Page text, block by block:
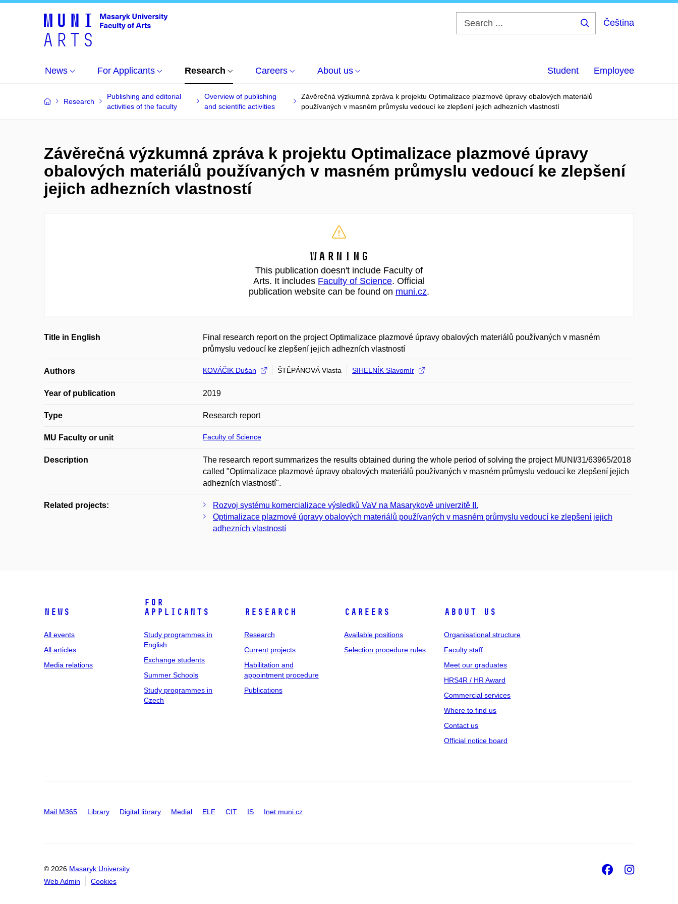
Čeština
News For Applicants Research Careers About us Student Employee
Research
Publishing and editorial
activities of the faculty
Overview of publishing
and scientific activities
Závěrečná výzkumná zpráva k projektu Optimalizace plazmové úpravy obalových materiálů
používaných v masném průmyslu vedoucí ke zlepšení jejich adhezních vlastností
Závěrečná výzkumná zpráva k projektu Optimalizace plazmové úpravy
obalových materiálů používaných v masném průmyslu vedoucí ke zlepšení
jejich adhezních vlastností
Warning
This publication doesn't include Faculty of
Arts. It includes Faculty of Science. Official
publication website can be found on muni.cz.
Title in English
Final research report on the project Optimalizace plazmové úpravy obalových materiálů používaných v masném
průmyslu vedoucí ke zlepšení jejich adhezních vlastností
Authors KOVÁČIK Dušan ŠTĚPÁNOVÁ Vlasta SIHELNÍK Slavomír
Year of publication 2019
Type Research report
MU Faculty or unit Faculty of Science
Description
The research report summarizes the results obtained during the whole period of solving the project MUNI/31/63965/2018
called "Optimalizace plazmové úpravy obalových materiálů používaných v masném průmyslu vedoucí ke zlepšení jejich
adhezních vlastností".
Related projects:
Rozvoj systému komercializace výsledků VaV na Masarykově univerzitě II.
Optimalizace plazmové úpravy obalových materiálů používaných v masném průmyslu vedoucí ke zlepšení jejich
adhezních vlastností
News
All events
All articles
Media relations
For
applicants
Study programmes in
English
Exchange students
Summer Schools
Study programmes in
Czech
Research
Research
Current projects
Habilitation and
appointment procedure
Publications
Careers
Available positions
Selection procedure rules
About us
Organisational structure
Faculty staff
Meet our graduates
HRS4R / HR Award
Commercial services
Where to find us
Contact us
Official notice board
Mail M365 Library Digital library Medial ELF CIT IS Inet.muni.cz
© 2026 Masaryk University
Web Admin
Cookies
Facebook